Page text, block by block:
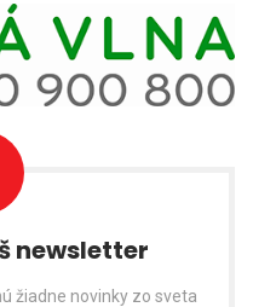
newsletter
žiadne novinky zo sveta